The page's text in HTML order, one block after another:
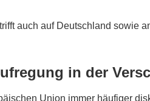
auch auf Deutschland sowie
in der
Union immer häufiger